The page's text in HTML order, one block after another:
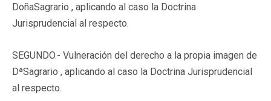
DoñaSagrario , aplicando al caso la Doctrina
Jurisprudencial al respecto.
SEGUNDO.- Vulneración del derecho a la propia imagen de
DªSagrario , aplicando al caso la Doctrina Jurisprudencial
al respecto.